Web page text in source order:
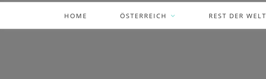
HOME ÖSTERREICH REST DER WELT